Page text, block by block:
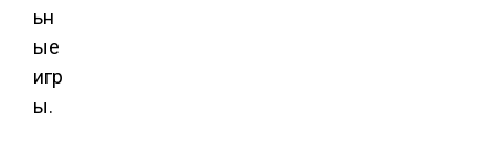
ьн
ые
игр
ы.